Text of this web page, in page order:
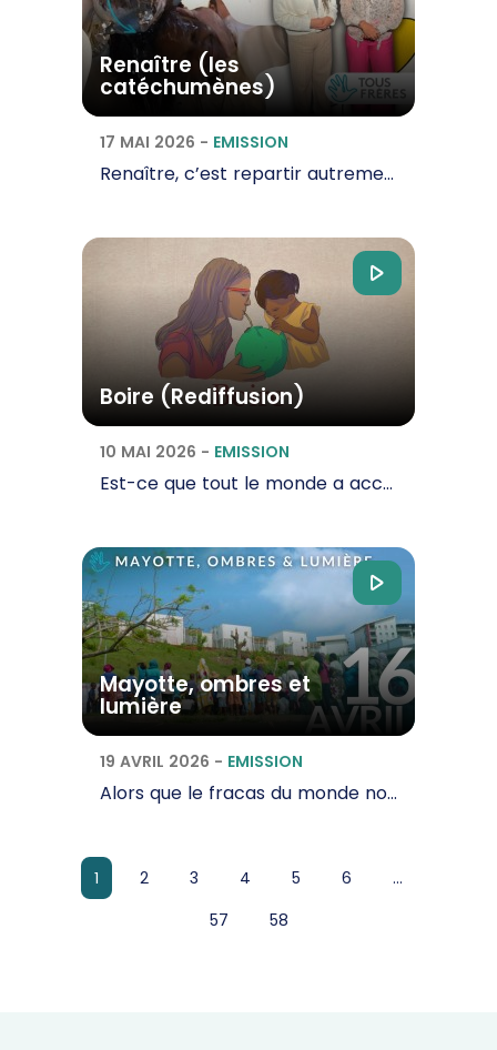
Renaître (les
catéchumènes)
17 MAI 2026 - EMISSION
Renaître, c’est repartir autrement, c’est accepter de se laisser transformer. Renaître, pour…
Boire (Rediffusion)
10 MAI 2026 - EMISSION
Est-ce que tout le monde a accès à l’eau dans nos territoires d’Outre-mer ? Comment se fait…
Mayotte, ombres et
lumière
19 AVRIL 2026 - EMISSION
Alors que le fracas du monde nous pousse à croire que la vérité réside dans le tumulte, un…
1 page
2 page
3 page
4 page
5 page
6
...
page
57 page
58